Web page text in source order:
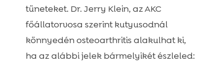
tüneteket. Dr. Jerry Klein, az AKC
főállatorvosa szerint kutyusodnál
könnyedén osteoarthritis alakulhat ki,
ha az alábbi jelek bármelyikét észleled: